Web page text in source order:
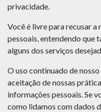
privacidade.
Você é livre para recusar
pessoais, entendendo que
alguns dos serviços
O uso continuado de
aceitação de nossas
informações pessoais. Se
como lidamos com dados